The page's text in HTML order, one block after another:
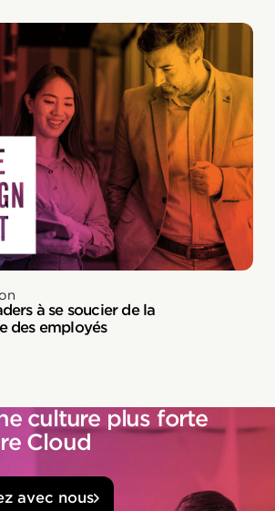
à se soucier de la
des employés
culture plus forte
Cloud
avec nous